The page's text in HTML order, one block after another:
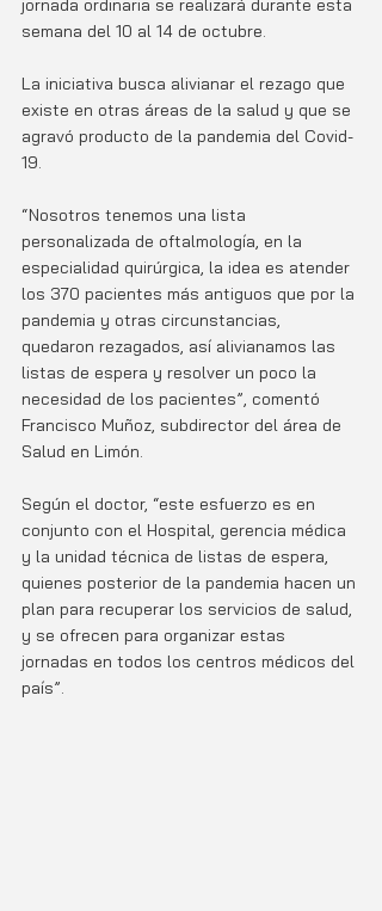
jornada ordinaria se realizará durante esta
semana del 10 al 14 de octubre.
La iniciativa busca alivianar el rezago que
existe en otras áreas de la salud y que se
agravó producto de la pandemia del Covid-
19.
“Nosotros tenemos una lista
personalizada de oftalmología, en la
especialidad quirúrgica, la idea es atender
los 370 pacientes más antiguos que por la
pandemia y otras circunstancias,
quedaron rezagados, así alivianamos las
listas de espera y resolver un poco la
necesidad de los pacientes”, comentó
Francisco Muñoz, subdirector del área de
Salud en Limón.
Según el doctor, “este esfuerzo es en
conjunto con el Hospital, gerencia médica
y la unidad técnica de listas de espera,
quienes posterior de la pandemia hacen un
plan para recuperar los servicios de salud,
y se ofrecen para organizar estas
jornadas en todos los centros médicos del
país”.